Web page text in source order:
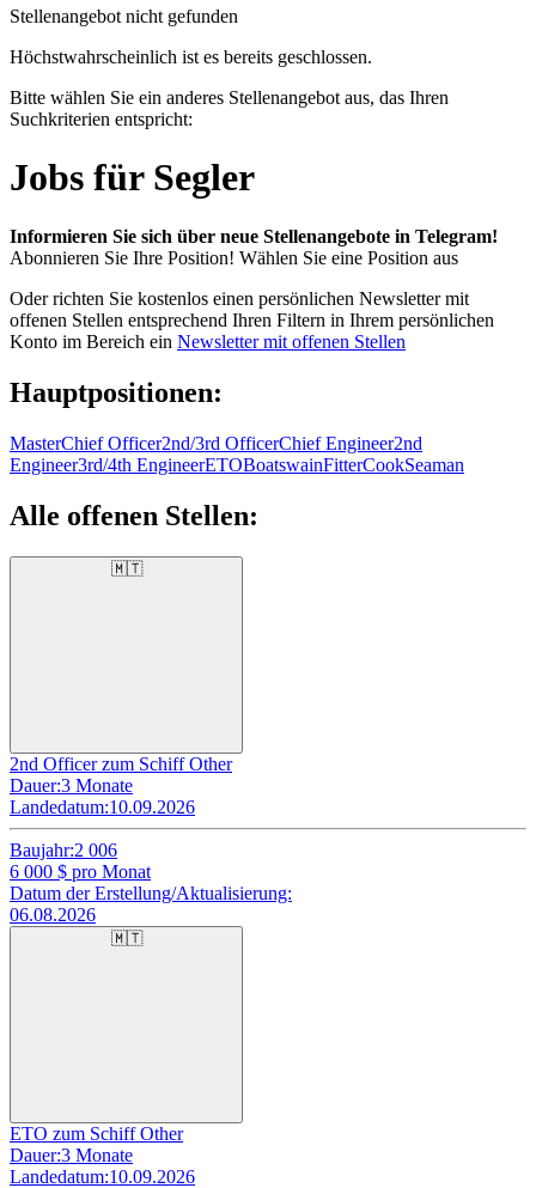
Stellenangebot nicht gefunden
Höchstwahrscheinlich ist es bereits geschlossen.
Bitte wählen Sie ein anderes Stellenangebot aus, das Ihren
Suchkriterien entspricht:
Jobs für Segler
Informieren Sie sich über neue Stellenangebote in Telegram!
Abonnieren Sie Ihre Position! Wählen Sie eine Position aus
Oder richten Sie kostenlos einen persönlichen Newsletter mit
offenen Stellen entsprechend Ihren Filtern in Ihrem persönlichen
Konto im Bereich ein Newsletter mit offenen Stellen
Hauptpositionen:
MasterChief Officer2nd/3rd OfficerChief Engineer2nd
Engineer3rd/4th EngineerETOBoatswainFitterCookSeaman
Alle offenen Stellen:
🇲🇹
2nd Officer zum Schiff Other
Dauer:3 Monate
Landedatum:10.09.2026
Baujahr:2 006
6 000 $ pro Monat
Datum der Erstellung/Aktualisierung:
06.08.2026
🇲🇹
ETO zum Schiff Other
Dauer:3 Monate
Landedatum:10.09.2026